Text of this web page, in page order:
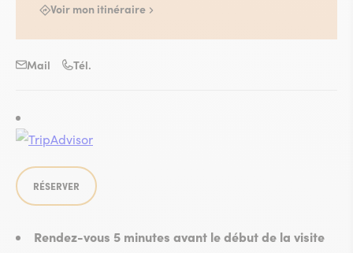
Rendez-vous 5 minutes avant le début de la visite
Voir mon itinéraire
Mail Tél.
RÉSERVER